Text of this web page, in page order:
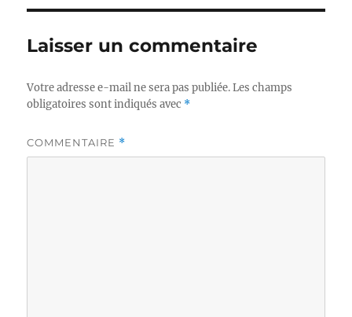
Laisser un commentaire
Votre adresse e-mail ne sera pas publiée. Les champs
obligatoires sont indiqués avec *
COMMENTAIRE *